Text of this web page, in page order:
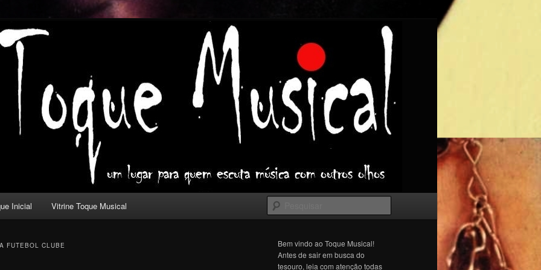
com outros olhos.
Inicial Vitrine Toque Musical
FUTEBOL CLUBE
Bem vindo ao Toque Musical!
Antes de sair em busca do
tesouro, leia com atenção todas